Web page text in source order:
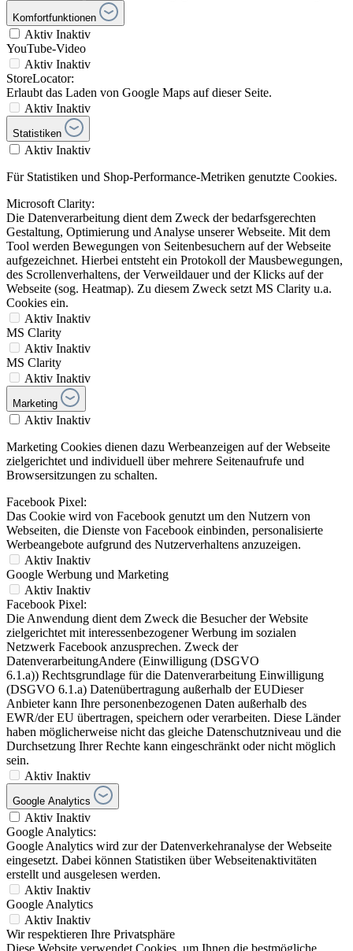
Komfortfunktionen
Aktiv Inaktiv
YouTube-Video
Aktiv Inaktiv
StoreLocator:
Erlaubt das Laden von Google Maps auf dieser Seite.
Aktiv Inaktiv
Statistiken
Aktiv Inaktiv
Für Statistiken und Shop-Performance-Metriken genutzte Cookies.
Microsoft Clarity:
Die Datenverarbeitung dient dem Zweck der bedarfsgerechten
Gestaltung, Optimierung und Analyse unserer Webseite. Mit dem
Tool werden Bewegungen von Seitenbesuchern auf der Webseite
aufgezeichnet. Hierbei entsteht ein Protokoll der Mausbewegungen,
des Scrollenverhaltens, der Verweildauer und der Klicks auf der
Webseite (sog. Heatmap). Zu diesem Zweck setzt MS Clarity u.a.
Cookies ein.
Aktiv Inaktiv
MS Clarity
Aktiv Inaktiv
MS Clarity
Aktiv Inaktiv
Marketing
Aktiv Inaktiv
Marketing Cookies dienen dazu Werbeanzeigen auf der Webseite
zielgerichtet und individuell über mehrere Seitenaufrufe und
Browsersitzungen zu schalten.
Facebook Pixel:
Das Cookie wird von Facebook genutzt um den Nutzern von
Webseiten, die Dienste von Facebook einbinden, personalisierte
Werbeangebote aufgrund des Nutzerverhaltens anzuzeigen.
Aktiv Inaktiv
Google Werbung und Marketing
Aktiv Inaktiv
Facebook Pixel:
Die Anwendung dient dem Zweck die Besucher der Website
zielgerichtet mit interessenbezogener Werbung im sozialen
Netzwerk Facebook anzusprechen. Zweck der
DatenverarbeitungAndere (Einwilligung (DSGVO
6.1.a)) Rechtsgrundlage für die Datenverarbeitung Einwilligung
(DSGVO 6.1.a) Datenübertragung außerhalb der EUDieser
Anbieter kann Ihre personenbezogenen Daten außerhalb des
EWR/der EU übertragen, speichern oder verarbeiten. Diese Länder
haben möglicherweise nicht das gleiche Datenschutzniveau und die
Durchsetzung Ihrer Rechte kann eingeschränkt oder nicht möglich
sein.
Aktiv Inaktiv
Google Analytics
Aktiv Inaktiv
Google Analytics:
Google Analytics wird zur der Datenverkehranalyse der Webseite
eingesetzt. Dabei können Statistiken über Webseitenaktivitäten
erstellt und ausgelesen werden.
Aktiv Inaktiv
Google Analytics
Aktiv Inaktiv
Wir respektieren Ihre Privatsphäre
Diese Website verwendet Cookies, um Ihnen die bestmögliche